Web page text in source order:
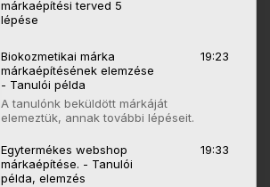
márkaépítési terved 5
lépése
Biokozmetikai márka
márkaépítésének elemzése
- Tanulói példa
19:23
A tanulónk beküldött márkáját
elemeztük, annak további lépéseit.
Egytermékes webshop
márkaépítése. - Tanulói
példa, elemzés
19:33